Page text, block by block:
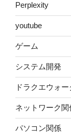
Perplexity
youtube
ゲーム
システム開発
ドラクエウォー
ネットワーク関
パソコン関係